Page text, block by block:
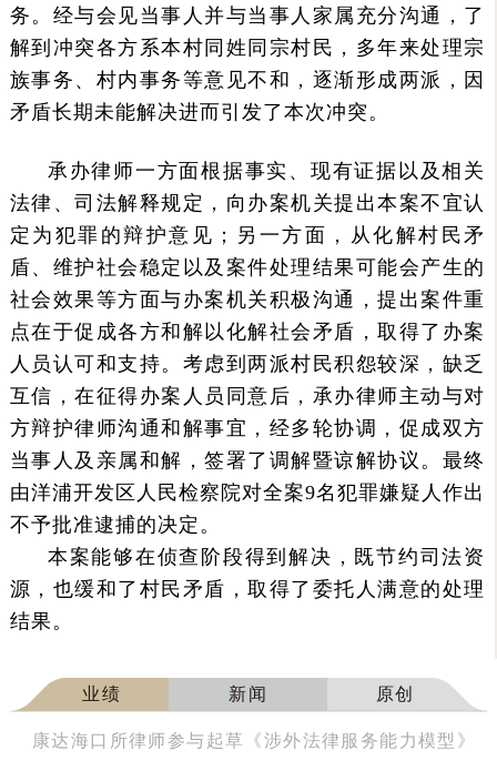
务。经与会见当事人并与当事人家属充分沟通，了
解到冲突各方系本村同姓同宗村民，多年来处理宗
族事务、村内事务等意见不和，逐渐形成两派，因
矛盾长期未能解决进而引发了本次冲突。
承办律师一方面根据事实、现有证据以及相关
法律、司法解释规定，向办案机关提出本案不宜认
定为犯罪的辩护意见；另一方面，从化解村民矛
盾、维护社会稳定以及案件处理结果可能会产生的
社会效果等方面与办案机关积极沟通，提出案件重
点在于促成各方和解以化解社会矛盾，取得了办案
人员认可和支持。考虑到两派村民积怨较深，缺乏
互信，在征得办案人员同意后，承办律师主动与对
方辩护律师沟通和解事宜，经多轮协调，促成双方
当事人及亲属和解，签署了调解暨谅解协议。最终
由洋浦开发区人民检察院对全案9名犯罪嫌疑人作出
不予批准逮捕的决定。
本案能够在侦查阶段得到解决，既节约司法资
源，也缓和了村民矛盾，取得了委托人满意的处理
结果。
业绩 新闻 原创
康达海口所律师参与起草《涉外法律服务能力模型》